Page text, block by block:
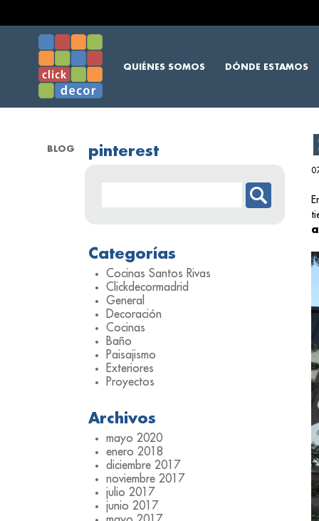
QUIÉNES SOMOS DÓNDE ESTAMOS
BLOG pinterest
Categorías
Cocinas Santos Rivas
Clickdecormadrid
General
Decoración
Cocinas
Baño
Paisajismo
Exteriores
Proyectos
Archivos
mayo 2020
enero 2018
diciembre 2017
noviembre 2017
julio 2017
junio 2017